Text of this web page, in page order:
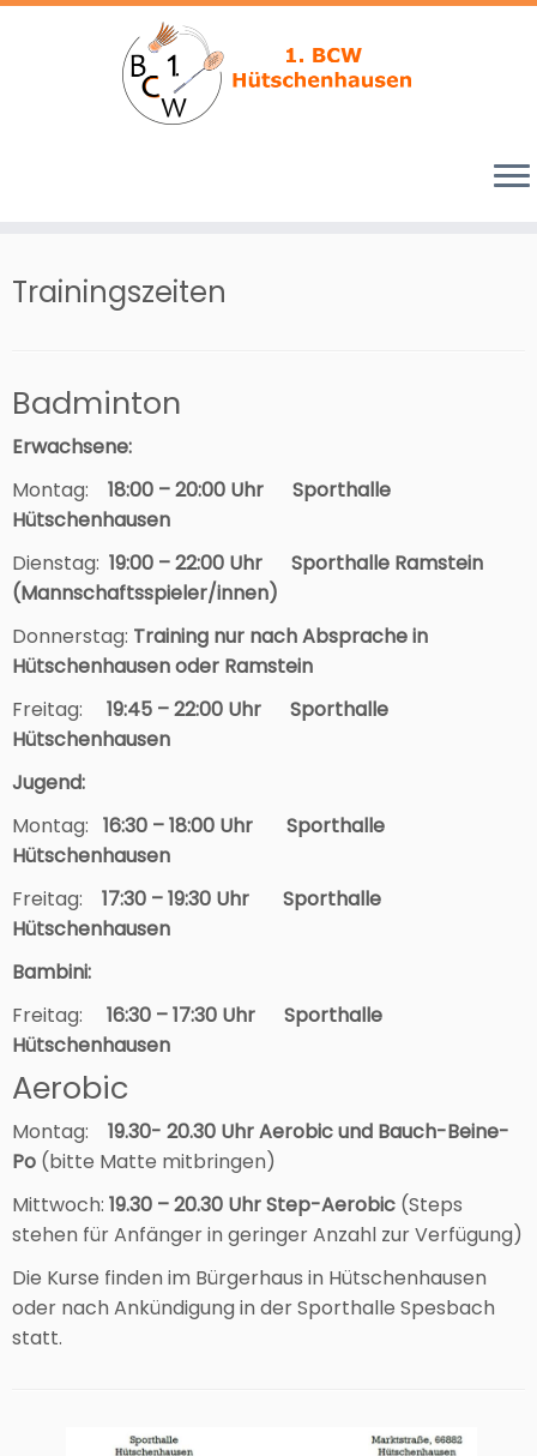
Inhalt
springen
Trainingszeiten
Badminton
Erwachsene:
Montag:
18:00 – 20:00 Uhr Sporthalle
Hütschenhausen
Dienstag: 19:00 – 22:00 Uhr Sporthalle Ramstein
(Mannschaftsspieler/innen)
Donnerstag: Training nur nach Absprache in
Hütschenhausen oder Ramstein
Freitag:
19:45 – 22:00 Uhr Sporthalle
Hütschenhausen
Jugend:
Montag: 16:30 – 18:00 Uhr Sporthalle
Hütschenhausen
Freitag: 17:30 – 19:30 Uhr Sporthalle
Hütschenhausen
Bambini:
Freitag:
16:30 – 17:30 Uhr Sporthalle
Hütschenhausen
Aerobic
Montag:
19.30- 20.30 Uhr Aerobic und Bauch-Beine-
Po (bitte Matte mitbringen)
Mittwoch: 19.30 – 20.30 Uhr Step-Aerobic (Steps
stehen für Anfänger in geringer Anzahl zur Verfügung)
Die Kurse finden im Bürgerhaus in Hütschenhausen
oder nach Ankündigung in der Sporthalle Spesbach
statt.